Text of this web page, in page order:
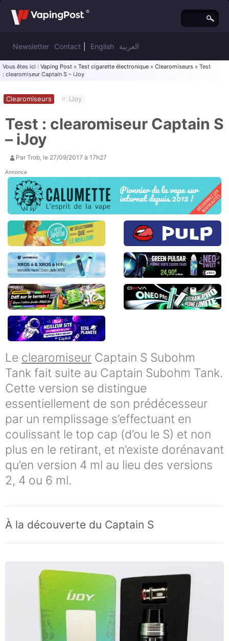
Newsletter Contact English العربية
Vous êtes ici : Vaping Post » Test cigarette électronique » Clearomiseurs » Test
: clearomiseur Captain S – iJoy
Test : clearomiseur Captain S
– iJoy
Clearomiseurs # iJoy
Par Trob, le 27/09/2017 à 17h27
Annonce
Le clearomiseur Captain S Subohm
Tank fait suite au Captain Subohm Tank.
Cette version se distingue
essentiellement de son prédécesseur
par un remplissage s’effectuant en
coulissant le top cap (d’ou le S) et non
plus en le retirant, et n’existe dorénavant
qu’en version 4 ml au lieu des versions
2, 4 ou 6 ml.
À la découverte du Captain S